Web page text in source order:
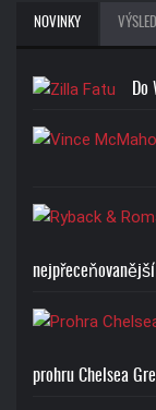
NOVINKY
nejpřeceňovanější
prohru Chelsea